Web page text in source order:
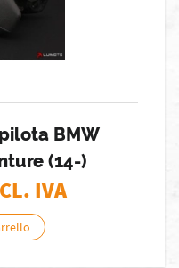
BMW
(14-)
IVA